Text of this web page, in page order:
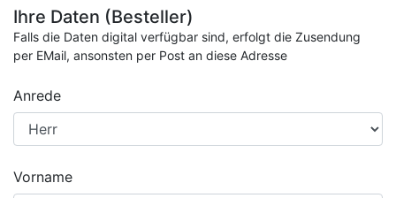
Ihre Daten (Besteller)
Falls die Daten digital verfügbar sind, erfolgt die Zusendung
per EMail, ansonsten per Post an diese Adresse
Anrede
Vorname